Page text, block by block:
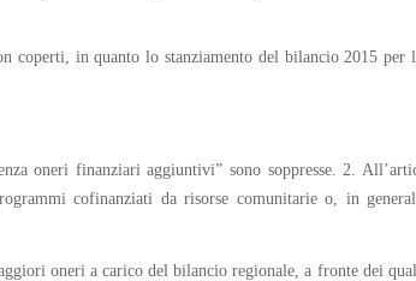
coperti, in quanto lo stanziamento del bilancio 2015 per
oneri finanziari aggiuntivi” sono soppresse. 2.
cofinanziati da risorse comunitarie o, in
oneri a carico del bilancio regionale, a fronte dei